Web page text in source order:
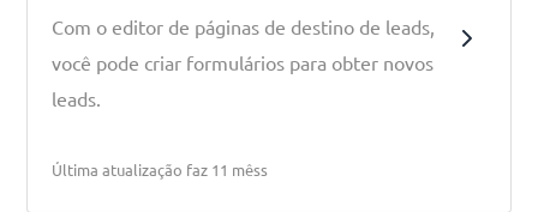
Com o editor de páginas de destino de leads,
você pode criar formulários para obter novos
leads.
Última atualização faz 11 mêss